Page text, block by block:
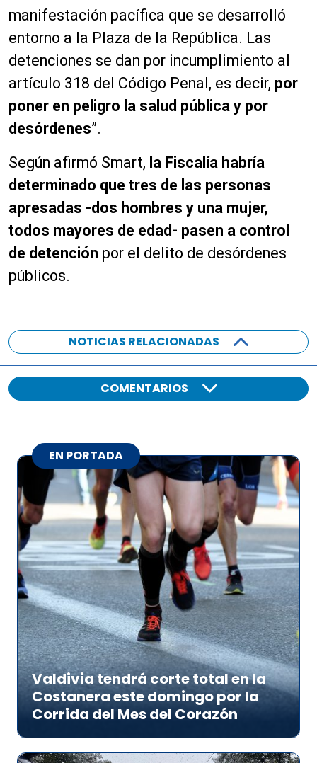
manifestación pacífica que se desarrolló
entorno a la Plaza de la República. Las
detenciones se dan por incumplimiento al
artículo 318 del Código Penal, es decir, por
poner en peligro la salud pública y por
desórdenes”.
Según afirmó Smart, la Fiscalía habría
determinado que tres de las personas
apresadas -dos hombres y una mujer,
todos mayores de edad- pasen a control
de detención por el delito de desórdenes
públicos.
NOTICIAS RELACIONADAS
COMENTARIOS
EN PORTADA
Valdivia tendrá corte total en la
Costanera este domingo por la
Corrida del Mes del Corazón